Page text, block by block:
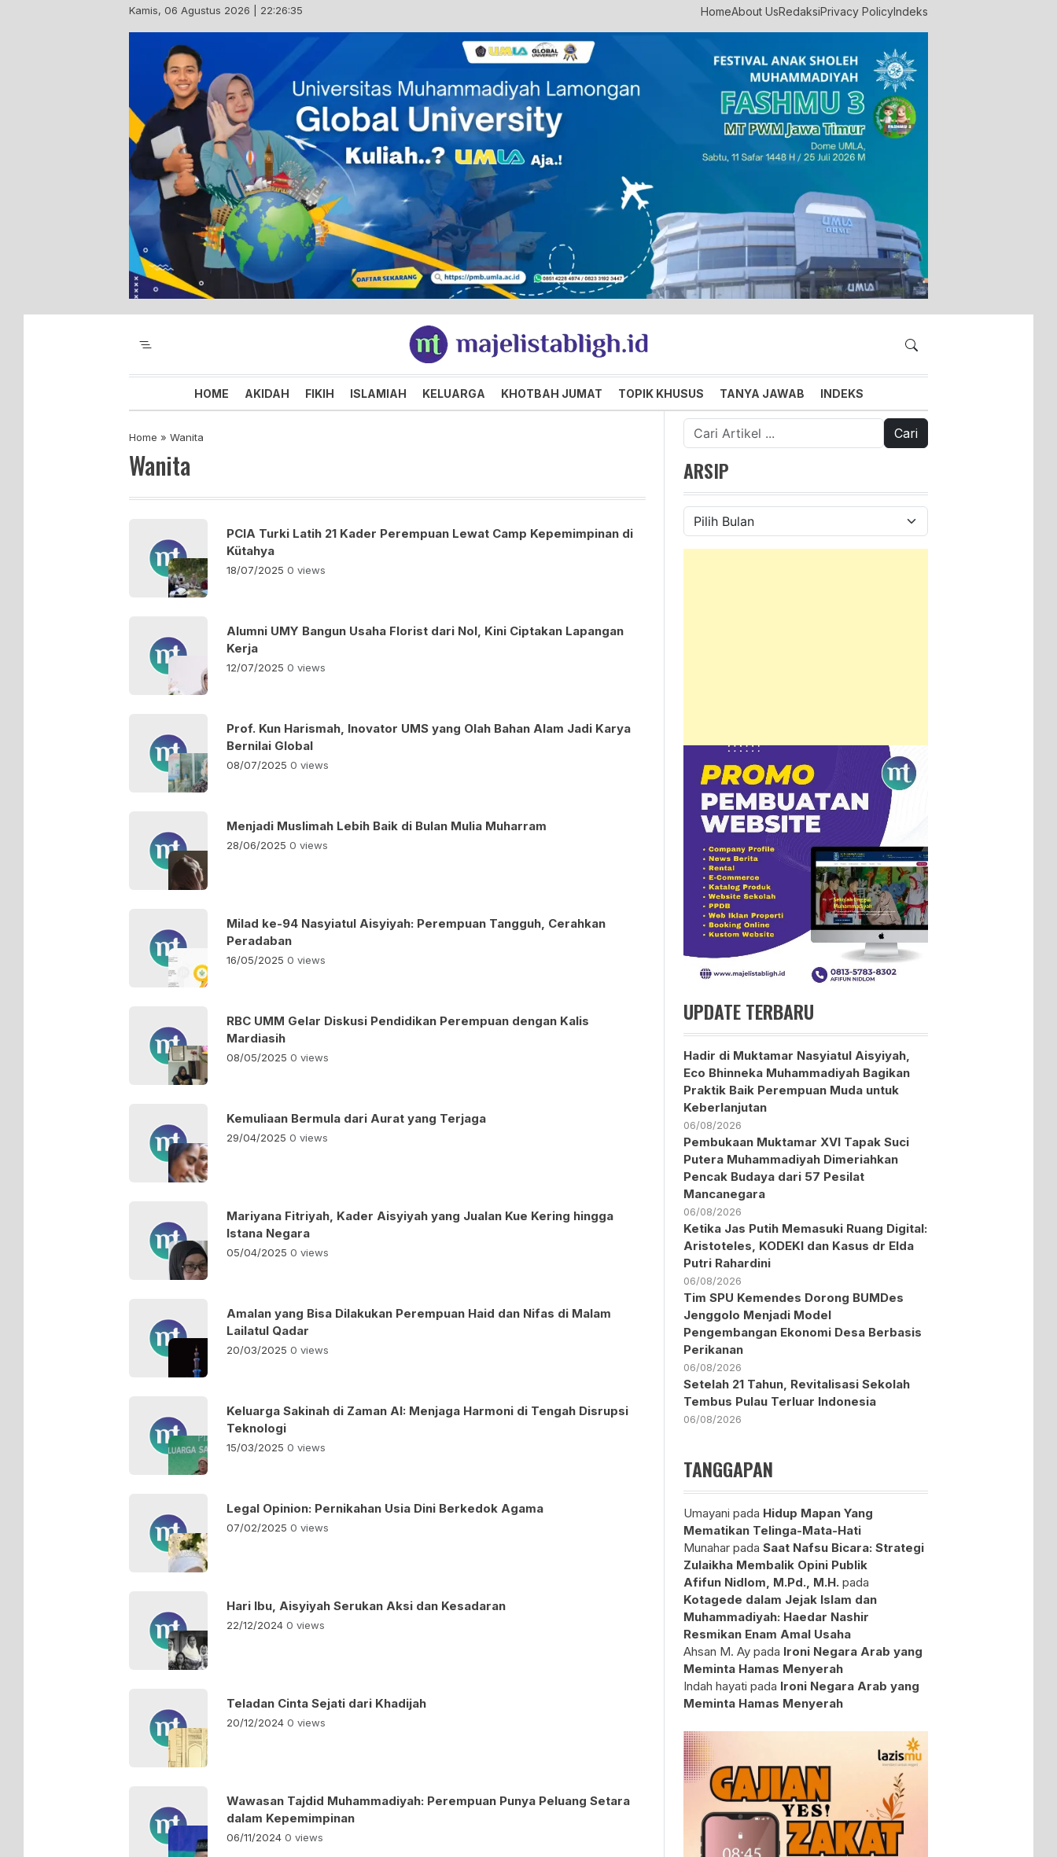
Kamis, 06 Agustus 2026 | 22:26:36 HomeAbout UsRedaksiPrivacy PolicyIndeks
Majelis Tabligh Muhammadiyah
Syiar Dakwah Islam Berkemajuan dan Menggembirakan
HOME AKIDAH FIKIH ISLAMIAH KELUARGA KHOTBAH JUMAT TOPIK KHUSUS TANYA JAWAB INDEKS
Home » Wanita
Wanita
PCIA Turki Latih 21 Kader Perempuan Lewat Camp Kepemimpinan di
Kütahya
18/07/2025 0 views
Alumni UMY Bangun Usaha Florist dari Nol, Kini Ciptakan Lapangan
Kerja
12/07/2025 0 views
Prof. Kun Harismah, Inovator UMS yang Olah Bahan Alam Jadi Karya
Bernilai Global
08/07/2025 0 views
Menjadi Muslimah Lebih Baik di Bulan Mulia Muharram
28/06/2025 0 views
Milad ke-94 Nasyiatul Aisyiyah: Perempuan Tangguh, Cerahkan
Peradaban
16/05/2025 0 views
RBC UMM Gelar Diskusi Pendidikan Perempuan dengan Kalis
Mardiasih
08/05/2025 0 views
Kemuliaan Bermula dari Aurat yang Terjaga
29/04/2025 0 views
Mariyana Fitriyah, Kader Aisyiyah yang Jualan Kue Kering hingga
Istana Negara
05/04/2025 0 views
Amalan yang Bisa Dilakukan Perempuan Haid dan Nifas di Malam
Lailatul Qadar
20/03/2025 0 views
Keluarga Sakinah di Zaman AI: Menjaga Harmoni di Tengah Disrupsi
Teknologi
15/03/2025 0 views
Legal Opinion: Pernikahan Usia Dini Berkedok Agama
07/02/2025 0 views
Hari Ibu, Aisyiyah Serukan Aksi dan Kesadaran
22/12/2024 0 views
Teladan Cinta Sejati dari Khadijah
20/12/2024 0 views
Wawasan Tajdid Muhammadiyah: Perempuan Punya Peluang Setara
dalam Kepemimpinan
06/11/2024 0 views
Cari
untuk:
ARSIP
Arsip
UPDATE TERBARU
Hadir di Muktamar Nasyiatul Aisyiyah,
Eco Bhinneka Muhammadiyah Bagikan
Praktik Baik Perempuan Muda untuk
Keberlanjutan
06/08/2026
Pembukaan Muktamar XVI Tapak Suci
Putera Muhammadiyah Dimeriahkan
Pencak Budaya dari 57 Pesilat
Mancanegara
06/08/2026
Ketika Jas Putih Memasuki Ruang Digital:
Aristoteles, KODEKI dan Kasus dr Elda
Putri Rahardini
06/08/2026
Tim SPU Kemendes Dorong BUMDes
Jenggolo Menjadi Model
Pengembangan Ekonomi Desa Berbasis
Perikanan
06/08/2026
Setelah 21 Tahun, Revitalisasi Sekolah
Tembus Pulau Terluar Indonesia
06/08/2026
TANGGAPAN
Umayani pada Hidup Mapan Yang
Mematikan Telinga-Mata-Hati
Munahar padaSaat Nafsu Bicara: Strategi
Zulaikha Membalik Opini Publik
Afifun Nidlom, M.Pd., M.H. pada
Kotagede dalam Jejak Islam dan
Muhammadiyah: Haedar Nashir
Resmikan Enam Amal Usaha
Ahsan M. Ay pada Ironi Negara Arab yang
Meminta Hamas Menyerah
Indah hayati pada Ironi Negara Arab yang
Meminta Hamas Menyerah